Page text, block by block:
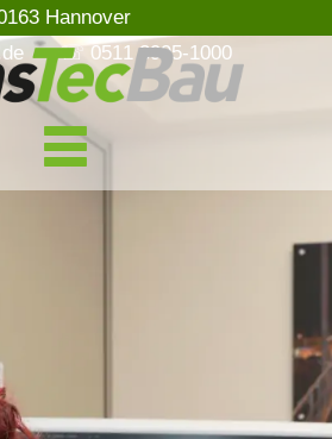
Hannover
☏ 0511 3995-1000